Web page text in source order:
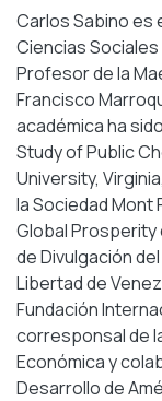
Carlos Sabino es
Ciencias
Profesor de la
Francisco
académica ha
Study of Public
University,
la Sociedad
Global
de Divulgación
Libertad de
Fundación
corresponsal de
Económica y
Desarrollo de